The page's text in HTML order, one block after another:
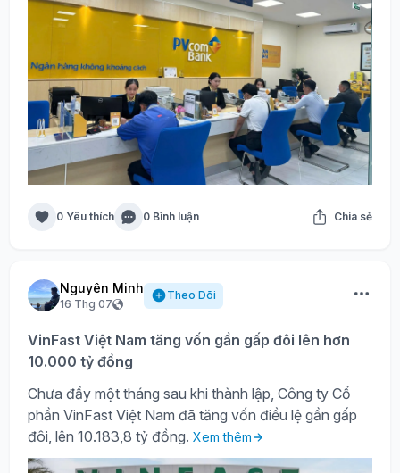
0 Yêu thích 0 Bình luận Chia sẻ
Nguyên Minh
16 Thg 07
Theo Dõi
VinFast Việt Nam tăng vốn gần gấp đôi lên hơn
10.000 tỷ đồng
Chưa đầy một tháng sau khi thành lập, Công ty Cổ
phần VinFast Việt Nam đã tăng vốn điều lệ gần gấp
đôi, lên 10.183,8 tỷ đồng. Xem thêm